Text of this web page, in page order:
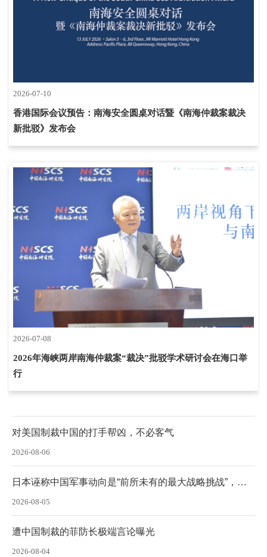
2026-07-10
香港国际会议预告：南海安全圆桌对话暨《南海仲裁案裁决
新批驳》发布会
2026-07-08
2026年海峡两岸南海仲裁案“裁决”批驳学术研讨会在海口举
行
对美国制裁中国的打手帮凶，不必客气
2026-08-06
日本诬称中国军事动向是“前所未有的最大战略挑战”，国
防部：完全是贼喊捉贼，为自身军事松绑找借口
2026-08-05
遭中国制裁的菲防长极端言论曝光
2026-08-04